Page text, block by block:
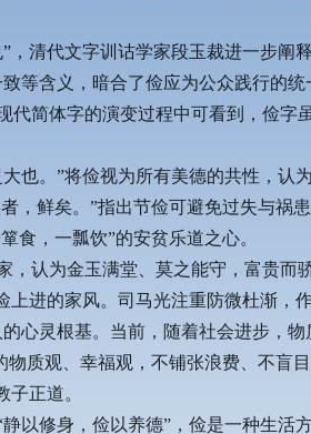
清代文字训诂学家段玉裁进一步阐
等含义，暗合了俭应为公众践行的
简体字的演变过程中可看到，俭字
也。”将俭视为所有美德的共性，认
，鲜矣。”指出节俭可避免过失与祸
食，一瓢饮”的安贫乐道之心。
认为金玉满堂、莫之能守，富贵而
进的家风。司马光注重防微杜渐，
心灵根基。当前，随着社会进步，
质观、幸福观，不铺张浪费、不盲
正道。
以修身，俭以养德”，俭是一种生活